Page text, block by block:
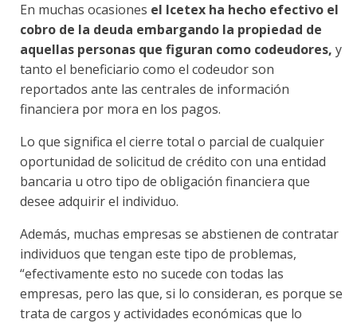
En muchas ocasiones el Icetex ha hecho efectivo el
cobro de la deuda embargando la propiedad de
aquellas personas que figuran como codeudores, y
tanto el beneficiario como el codeudor son
reportados ante las centrales de información
financiera por mora en los pagos.
Lo que significa el cierre total o parcial de cualquier
oportunidad de solicitud de crédito con una entidad
bancaria u otro tipo de obligación financiera que
desee adquirir el individuo.
Además, muchas empresas se abstienen de contratar
individuos que tengan este tipo de problemas,
“efectivamente esto no sucede con todas las
empresas, pero las que, si lo consideran, es porque se
trata de cargos y actividades económicas que lo